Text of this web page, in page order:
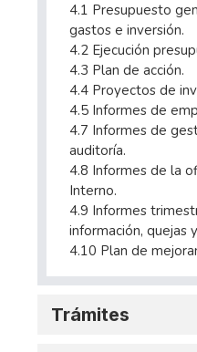
4.1 Presupuesto
gastos e inversión.
4.2 Ejecución
4.3 Plan de acción.
4.4 Proyectos de
4.5 Informes de
4.7 Informes de
auditoría.
4.8 Informes de la
Interno.
4.9 Informes
información, quejas
4.10 Plan de
Trámites